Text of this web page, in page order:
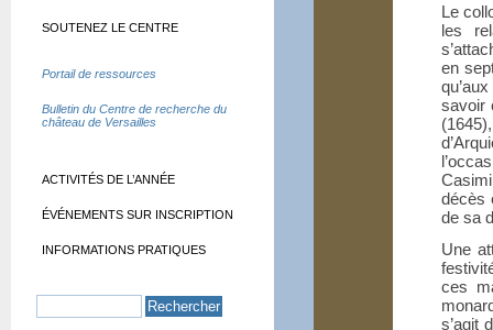
Le
les
en
savoir
décès
de sa
Une
ces
s’agit
SOUTENEZ LE CENTRE
Portail de ressources
Bulletin du Centre de recherche du
château de Versailles
ACTIVITÉS DE L’ANNÉE
ÉVÉNEMENTS SUR INSCRIPTION
INFORMATIONS PRATIQUES